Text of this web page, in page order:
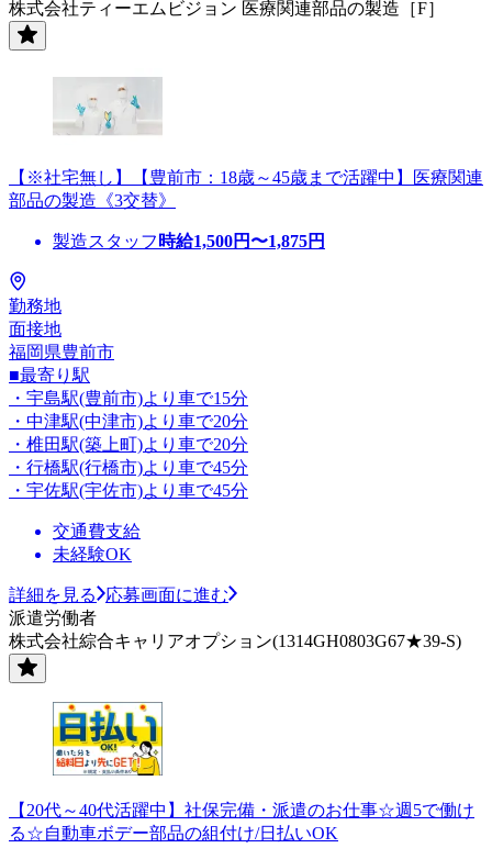
株式会社ティーエムビジョン 医療関連部品の製造［F］
【※社宅無し】【豊前市：18歳～45歳まで活躍中】医療関連
部品の製造《3交替》
製造スタッフ 時給1,500円〜1,875円
勤務地
面接地
福岡県豊前市
■最寄り駅
・宇島駅(豊前市)より車で15分
・中津駅(中津市)より車で20分
・椎田駅(築上町)より車で20分
・行橋駅(行橋市)より車で45分
・宇佐駅(宇佐市)より車で45分
交通費支給
未経験OK
詳細を見る
応募画面に進む
派遣労働者
株式会社綜合キャリアオプション(1314GH0803G67★39-S)
【20代～40代活躍中】社保完備・派遣のお仕事☆週5で働け
る☆自動車ボデー部品の組付け/日払いOK